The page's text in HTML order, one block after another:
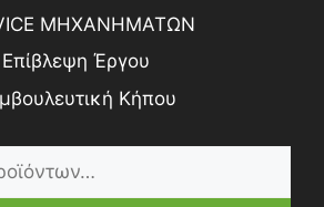
ΜΗΧΑΝΗΜΑΤΩΝ
Επίβλεψη Έργου
Κήπου